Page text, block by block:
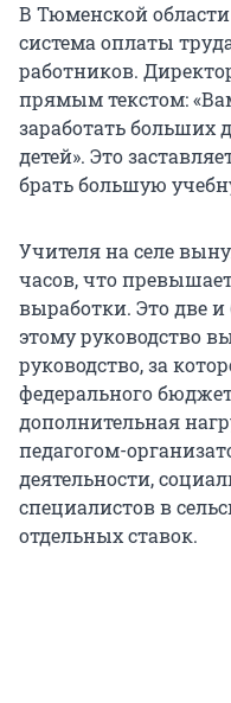
В Тюменской
система оплаты
работников.
прямым текстом:
заработать больших
детей». Это
брать большую
Учителя на селе
часов, что
выработки. Это две
этому руководство
руководство, за
федерального
дополнительная
педагогом-
деятельности,
специалистов в
отдельных ставок.